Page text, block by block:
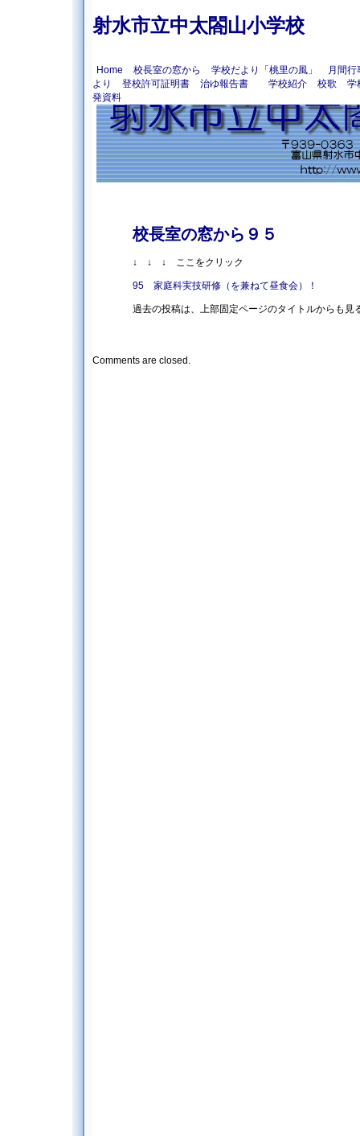
射水市立中太閤山小学校
Home 校長室の窓から 学校だより「桃里の風」
月間行
より
登校許可証明書 治ゆ報告書 学校紹介 校歌
学
発資料
校長室の窓から９５
↓ ↓ ↓ ここをクリック
95 家庭科実技研修（を兼ねて昼食会）！
過去の投稿は、上部固定ページのタイトルからも見
Comments are closed.